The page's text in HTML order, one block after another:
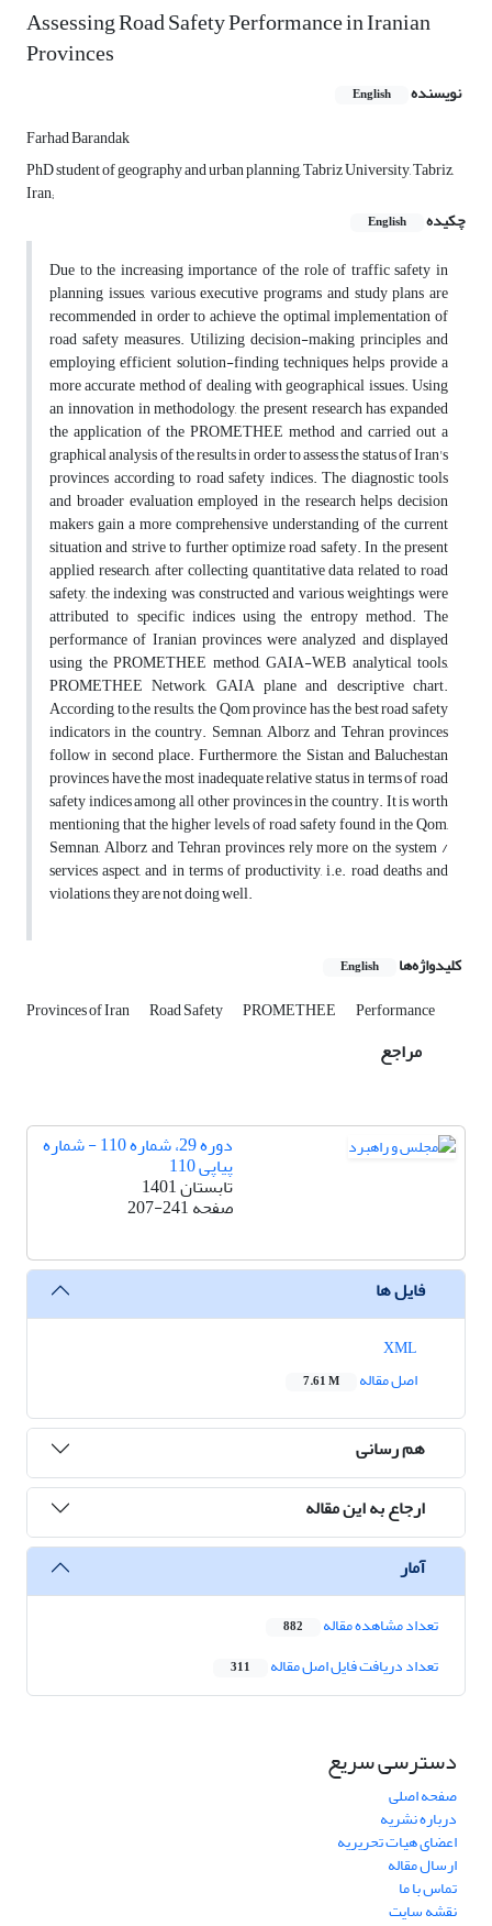
Assessing Road Safety Performance in Iranian
Provinces
نویسنده English
Farhad Barandak
PhD student of geography and urban planning, Tabriz University, Tabriz,
Iran;
چکیده
English
Due to the increasing importance of the role of traffic safety in
planning issues, various executive programs and study plans are
recommended in order to achieve the optimal implementation of
road safety measures. Utilizing decision-making principles and
employing efficient solution-finding techniques helps provide a
more accurate method of dealing with geographical issues. Using
an innovation in methodology, the present research has expanded
the application of the PROMETHEE method and carried out a
graphical analysis of the results in order to assess the status of Iran's
provinces according to road safety indices. The diagnostic tools
and broader evaluation employed in the research helps decision
makers gain a more comprehensive understanding of the current
situation and strive to further optimize road safety. In the present
applied research, after collecting quantitative data related to road
safety, the indexing was constructed and various weightings were
attributed to specific indices using the entropy method. The
performance of Iranian provinces were analyzed and displayed
using the PROMETHEE method, GAIA-WEB analytical tools,
PROMETHEE Network, GAIA plane and descriptive chart.
According to the results, the Qom province has the best road safety
indicators in the country. Semnan, Alborz and Tehran provinces
follow in second place. Furthermore, the Sistan and Baluchestan
provinces have the most inadequate relative status in terms of road
safety indices among all other provinces in the country. It is worth
mentioning that the higher levels of road safety found in the Qom,
Semnan, Alborz and Tehran provinces rely more on the system /
services aspect, and in terms of productivity, i.e. road deaths and
violations, they are not doing well.
کلیدواژه‌ها English
Provinces of Iran Road Safety PROMETHEE Performance
مراجع
دوره 29، شماره 110 - شماره
پیاپی 110
تابستان 1401
صفحه207-241
فایل ها
اصل مقاله
7.61 M
هم رسانی
ارجاع به این مقاله
آمار
تعداد مشاهده مقاله 882
تعداد دریافت فایل اصل مقاله 311
دسترسی سریع
صفحه اصلی
درباره نشریه
اعضای هیات تحریریه
ارسال مقاله
تماس با ما
نقشه سایت